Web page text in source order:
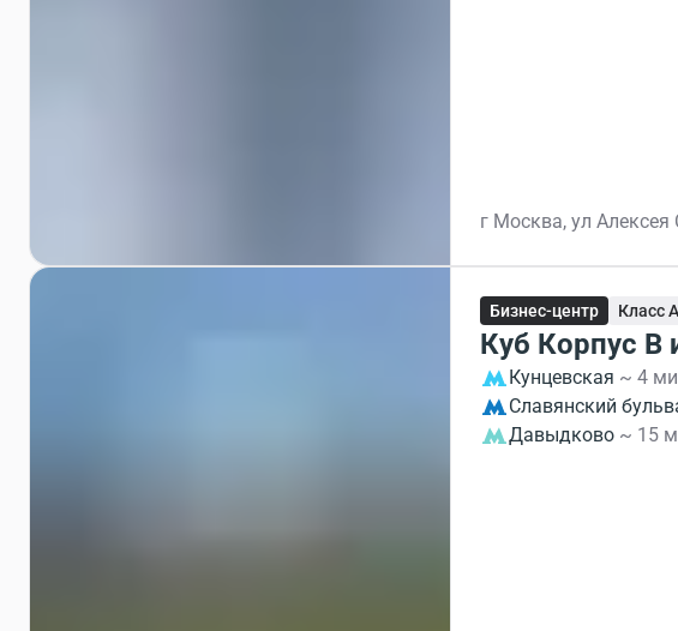
г Москва, ул
Бизнес-центр Класс A
Куб Корпус В
Кунцевская ~ 4
Славянский
Давыдково ~ 15